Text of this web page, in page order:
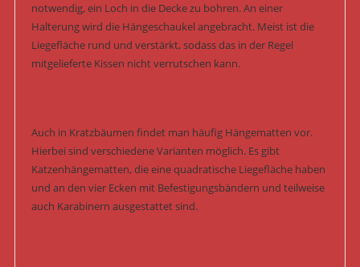
notwendig, ein Loch in die Decke zu bohren. An einer
Halterung wird die Hängeschaukel angebracht. Meist ist die
Liegefläche rund und verstärkt, sodass das in der Regel
mitgelieferte Kissen nicht verrutschen kann.
Auch in Kratzbäumen findet man häufig Hängematten vor.
Hierbei sind verschiedene Varianten möglich. Es gibt
Katzenhängematten, die eine quadratische Liegefläche haben
und an den vier Ecken mit Befestigungsbändern und teilweise
auch Karabinern ausgestattet sind.